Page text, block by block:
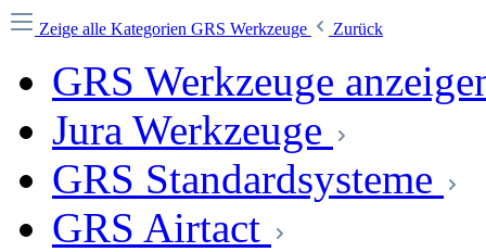
Zeige alle Kategorien GRS Werkzeuge Zurück
GRS Werkzeuge
Jura Werkzeuge
GRS Standardsysteme
GRS Airtact